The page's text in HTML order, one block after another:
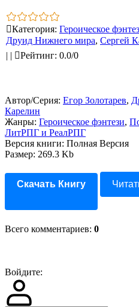
Категория: Героическое
Друид Нижнего мира, Сергей
| | Рейтинг: 0.0/0
Автор/Серия: Егор Золотарев,
Карелин
Жанры: Героическое фэнтези,
ЛитРПГ и РеалРПГ
Версия книги: Полная Версия
Размер: 269.3 Kb
Скачать Книгу
Всего комментариев: 0
Войдите: